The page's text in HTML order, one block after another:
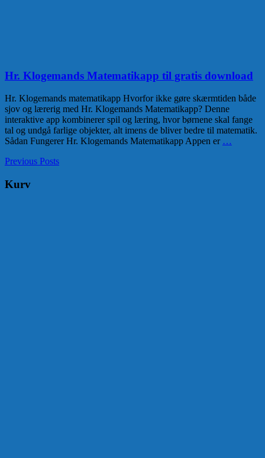
Hr. Klogemands Matematikapp til gratis download
Hr. Klogemands matematikapp Hvorfor ikke gøre skærmtiden både
sjov og lærerig med Hr. Klogemands Matematikapp? Denne
interaktive app kombinerer spil og læring, hvor børnene skal fange
tal og undgå farlige objekter, alt imens de bliver bedre til matematik.
Sådan Fungerer Hr. Klogemands Matematikapp Appen er …
Previous Posts
Kurv